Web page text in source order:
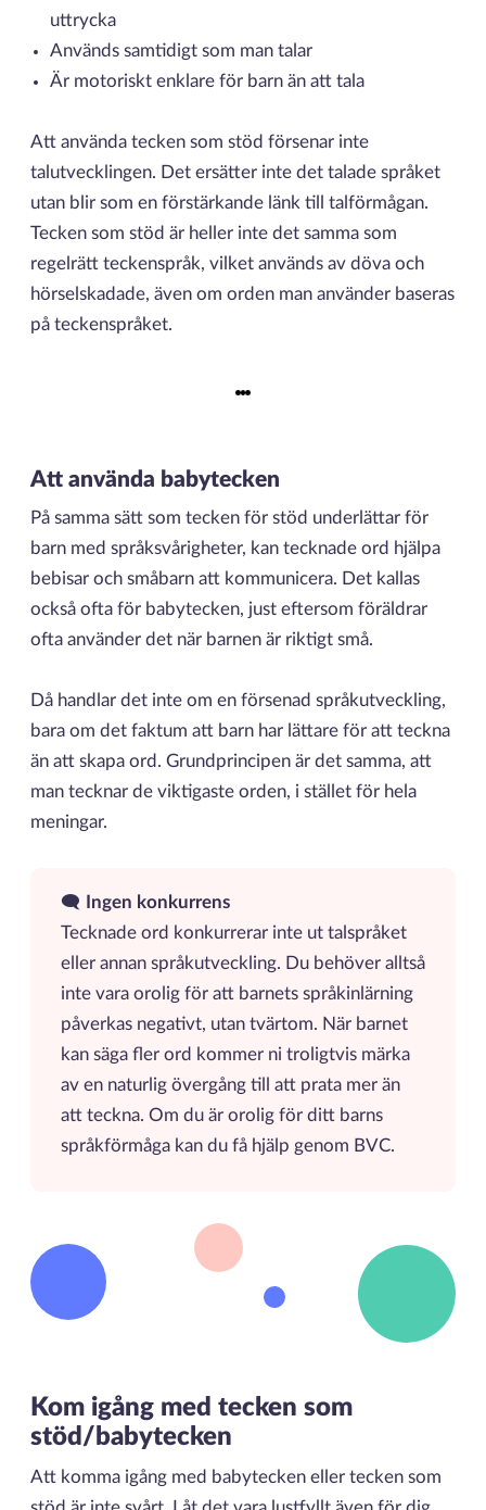
uttrycka
Används samtidigt som man talar
Är motoriskt enklare för barn än att tala
Att använda tecken som stöd försenar inte
talutvecklingen. Det ersätter inte det talade språket
utan blir som en förstärkande länk till talförmågan.
Tecken som stöd är heller inte det samma som
regelrätt teckenspråk, vilket används av döva och
hörselskadade, även om orden man använder baseras
på teckenspråket.
Att använda babytecken
På samma sätt som tecken för stöd underlättar för
barn med språksvårigheter, kan tecknade ord hjälpa
bebisar och småbarn att kommunicera. Det kallas
också ofta för babytecken, just eftersom föräldrar
ofta använder det när barnen är riktigt små.
Då handlar det inte om en försenad språkutveckling,
bara om det faktum att barn har lättare för att teckna
än att skapa ord. Grundprincipen är det samma, att
man tecknar de viktigaste orden, i stället för hela
meningar.
🗨️
Ingen konkurrens
Tecknade ord konkurrerar inte ut talspråket
eller annan språkutveckling. Du behöver alltså
inte vara orolig för att barnets språkinlärning
påverkas negativt, utan tvärtom. När barnet
kan säga fler ord kommer ni troligtvis märka
av en naturlig övergång till att prata mer än
att teckna. Om du är orolig för ditt barns
språkförmåga kan du få hjälp genom BVC.
Kom igång med tecken som
stöd/babytecken
Att komma igång med babytecken eller tecken som